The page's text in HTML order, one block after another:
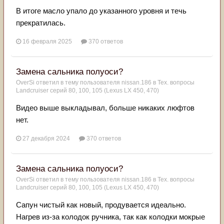
В итоге масло упало до указанного уровня и течь
прекратилась.
16 февраля 2025 370 ответов
Замена сальника полуоси?
OverSi ответил в тему пользователя nissan.186 в Тех. вопросы
Landcruiser серий 80, 100, 105 (Lexus LX 450, 470)
Видео выше выкладывал, больше никаких люфтов
нет.
27 декабря 2024 370 ответов
Замена сальника полуоси?
OverSi ответил в тему пользователя nissan.186 в Тех. вопросы
Landcruiser серий 80, 100, 105 (Lexus LX 450, 470)
Сапун чистый как новый, продувается идеально.
Нагрев из-за колодок ручника, так как колодки мокрые